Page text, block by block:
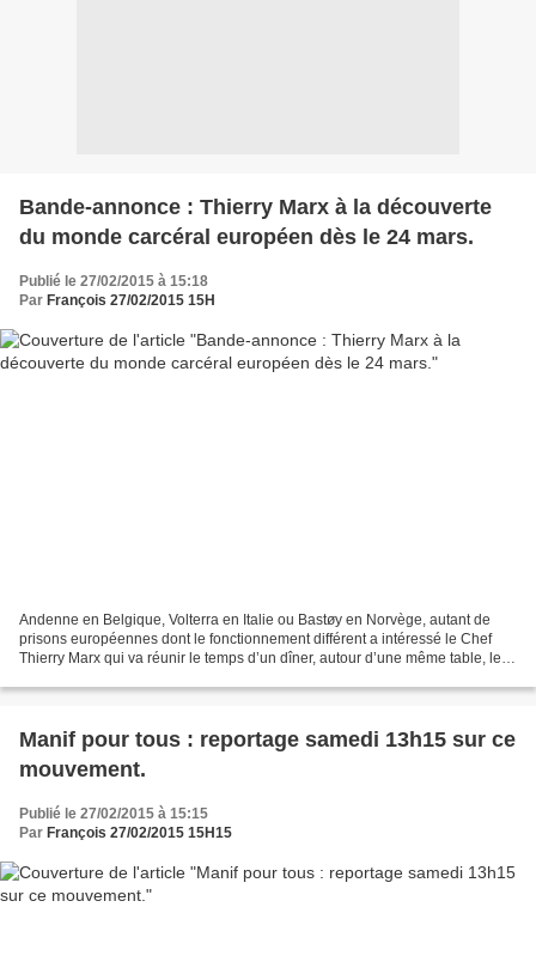
Bande-annonce : Thierry Marx à la découverte
du monde carcéral européen dès le 24 mars.
Publié le 27/02/2015 à 15:18
Par François 27/02/2015 15H
Andenne en Belgique, Volterra en Italie ou Bastøy en Norvège, autant de
prisons européennes dont le fonctionnement différent a intéressé le Chef
Thierry Marx qui va réunir le temps d’un dîner, autour d’une même table, le
Manif pour tous : reportage samedi 13h15 sur ce
mouvement.
Publié le 27/02/2015 à 15:15
Par François 27/02/2015 15H15